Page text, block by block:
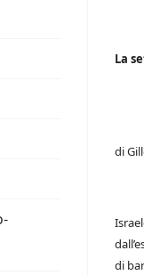
La
di
di